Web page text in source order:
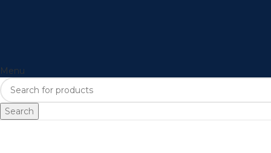
Menu
Search